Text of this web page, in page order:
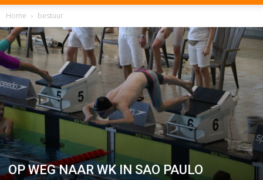
Home bestuur
OP WEG NAAR WK IN SAO PAULO